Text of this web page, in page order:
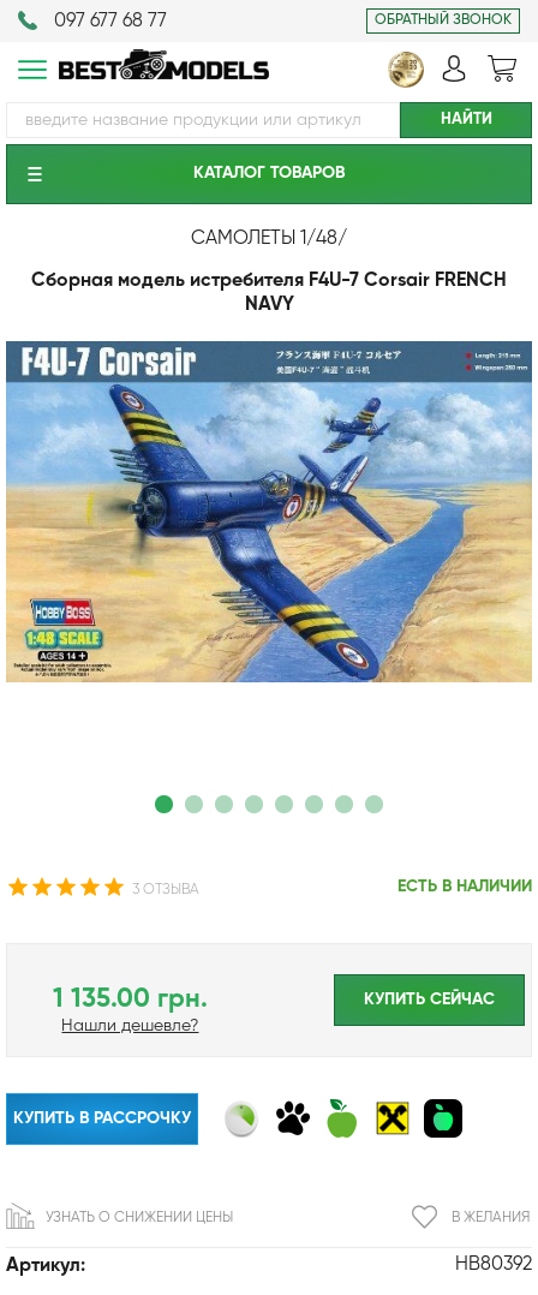
097 677 68 77 ОБРАТНЫЙ ЗВОНОК
КАТАЛОГ ТОВАРОВ
САМОЛЕТЫ 1/48/
Сборная модель истребителя F4U-7 Corsair FRENCH
NAVY
3 ОТЗЫВА ЕСТЬ В НАЛИЧИИ
Артикул: HB80392
1 135.00 грн.
Нашли дешевле?
КУПИТЬ CЕЙЧАС
КУПИТЬ В РАССРОЧКУ
В ЖЕЛАНИЯ
УЗНАТЬ О СНИЖЕНИИ ЦЕНЫ